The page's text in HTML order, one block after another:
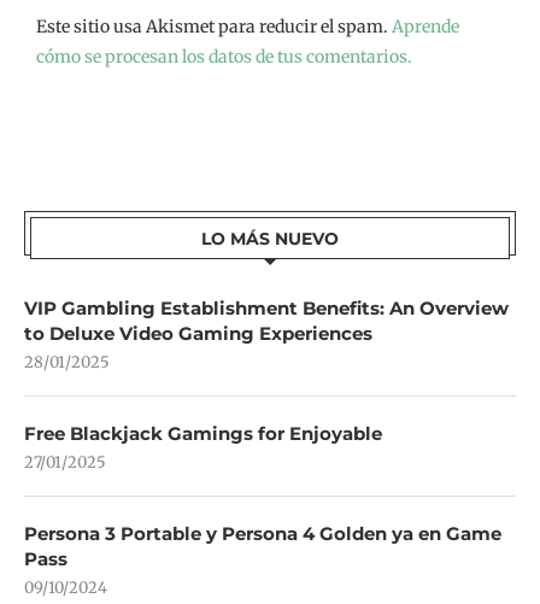
Este sitio usa Akismet para reducir el spam. Aprende
cómo se procesan los datos de tus comentarios.
LO MÁS NUEVO
VIP Gambling Establishment Benefits: An Overview
to Deluxe Video Gaming Experiences
28/01/2025
Free Blackjack Gamings for Enjoyable
27/01/2025
Persona 3 Portable y Persona 4 Golden ya en Game
Pass
09/10/2024